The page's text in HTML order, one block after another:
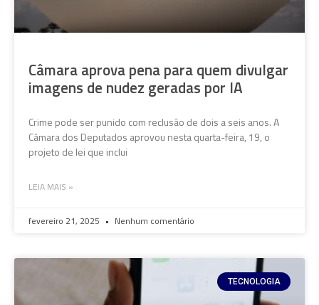
Câmara aprova pena para quem divulgar
imagens de nudez geradas por IA
Crime pode ser punido com reclusão de dois a seis anos. A
Câmara dos Deputados aprovou nesta quarta-feira, 19, o
projeto de lei que inclui
LEIA MAIS »
fevereiro 21, 2025 Nenhum comentário
TECNOLOGIA